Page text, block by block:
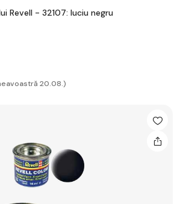
Revell - 32107: luciu negru
20.08.)